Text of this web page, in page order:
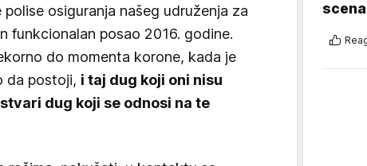
osiguranja našeg udruženja za
funkcionalan posao 2016. godine.
do momenta korone, kada je
da postoji, i taj dug koji oni nisu
dug koji se odnosi na te